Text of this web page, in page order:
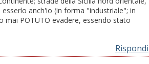
anch'io (in forma "industriale"; in
POTUTO evadere, essendo stato
Rispondi